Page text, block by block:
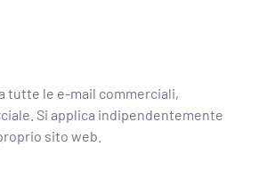
tutte le e-mail commerciali,
Si applica indipendentemente
sito web.